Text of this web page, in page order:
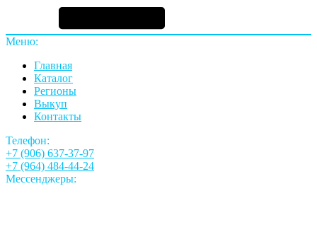
Меню:
Главная
Каталог
Регионы
Выкуп
Контакты
Телефон:
+7 (906) 637-37-97
+7 (964) 484-44-24
Мессенджеры: